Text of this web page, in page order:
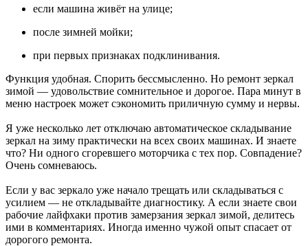
если машина живёт на улице;
после зимней мойки;
при первых признаках подклинивания.
Функция удобная. Спорить бессмысленно. Но ремонт зеркал
зимой — удовольствие сомнительное и дорогое. Пара минут в
меню настроек может сэкономить приличную сумму и нервы.
Я уже несколько лет отключаю автоматическое складывание
зеркал на зиму практически на всех своих машинах. И знаете
что? Ни одного сгоревшего моторчика с тех пор. Совпадение?
Очень сомневаюсь.
Если у вас зеркало уже начало трещать или складываться с
усилием — не откладывайте диагностику. А если знаете свои
рабочие лайфхаки против замерзания зеркал зимой, делитесь
ими в комментариях. Иногда именно чужой опыт спасает от
дорогого ремонта.